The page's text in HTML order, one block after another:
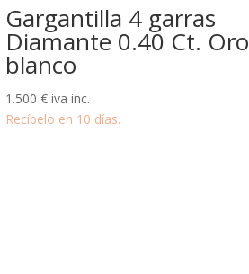
Gargantilla 4 garras
Diamante 0.40 Ct. Oro
blanco
1.500 € iva inc.
Recíbelo en 10 días.